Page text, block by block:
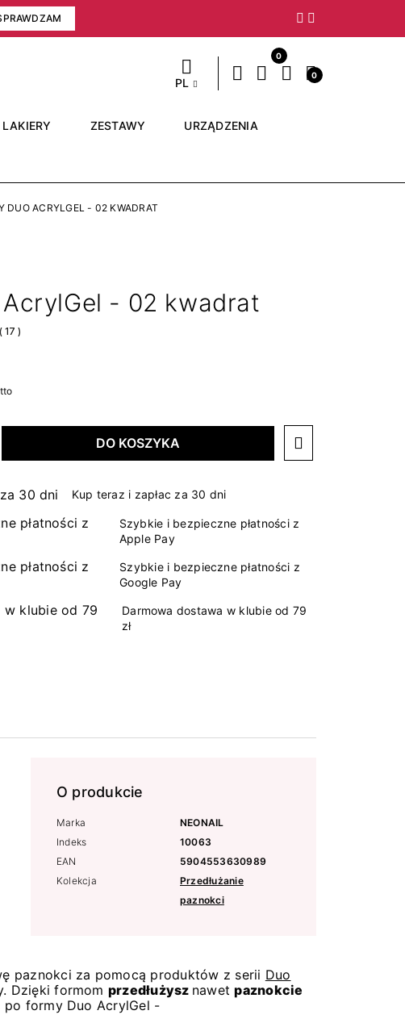
Następny
PL
0
0
LAKIERY ZESTAWY URZĄDZENIA
DUO ACRYLGEL - 02 KWADRAT
- 02 kwadrat
( 17 )
DO KOSZYKA
Kup teraz i zapłac za 30 dni
Szybkie i bezpieczne płatności z
Apple Pay
Szybkie i bezpieczne płatności z
Google Pay
Darmowa dostawa w klubie od 79
zł
O produkcie
Marka
NEONAIL
Indeks
10063
EAN
5904553630989
Kolekcja
Przedłużanie
paznokci
paznokci za pomocą produktów z serii Duo
Dzięki formom przedłużysz nawetpaznokcie
po formy Duo AcrylGel -